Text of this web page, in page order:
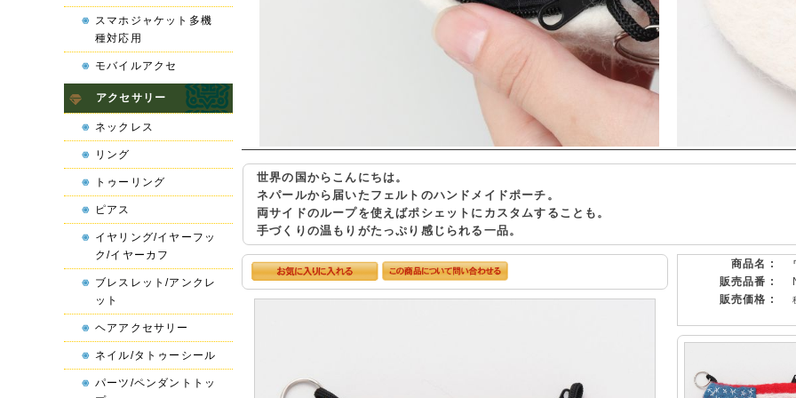
世界の国からこんにちは。
ネパールから届いたフェルトのハンドメイドポーチ。
両サイドのループを使えばポシェットにカスタムすることも。
手づくりの温もりがたっぷり感じられる一品。
商品名 :
販売品番 :
販売価格 :
スマホジャケット多機
種対応用
モバイルアクセ
アクセサリー
ネックレス
リング
トゥーリング
ピアス
イヤリング/イヤーフッ
ク/イヤーカフ
ブレスレット/アンクレ
ット
ヘアアクセサリー
ネイル/タトゥーシール
パーツ/ペンダントトッ